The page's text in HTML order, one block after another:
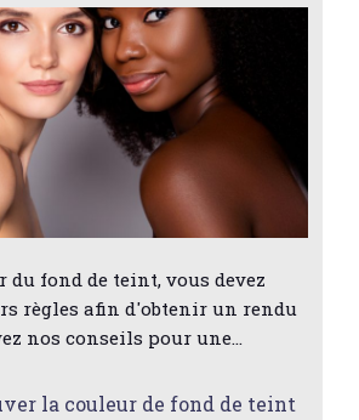
du fond de teint, vous devez
règles afin d'obtenir un rendu
nos conseils pour une…
la couleur de fond de teint